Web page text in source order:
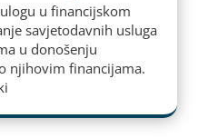
u financijskom
savjetodavnih usluga
u donošenju
njihovim financijama.